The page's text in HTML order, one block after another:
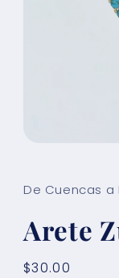
1
en
ventana
modal
De Cuencas a
Arete
Precio
$30.00